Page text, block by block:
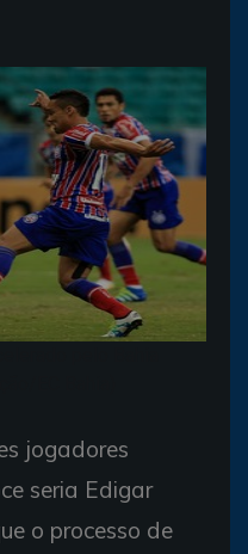
jogadores
seria Edigar
o processo de